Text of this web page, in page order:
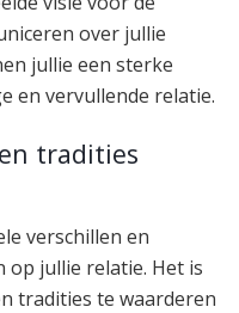
over jullie
jullie een sterke
en vervullende relatie.
tradities
verschillen en
op jullie relatie. Het is
tradities te waarderen